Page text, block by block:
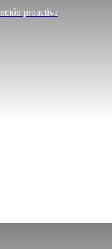
proactiva